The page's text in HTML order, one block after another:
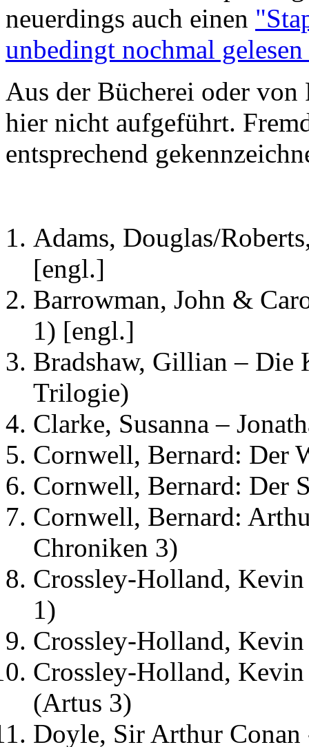
neuerdings auch einen
unbedingt nochmal
Aus der Bücherei oder von
hier nicht aufgeführt.
entsprechend
Adams, Douglas/
[engl.]
Barrowman, John &
1) [engl.]
Bradshaw, Gillian – Die
Trilogie)
Clarke, Susanna –
Cornwell, Bernard: Der
Cornwell, Bernard: Der
Cornwell, Bernard:
Chroniken 3)
Crossley-Holland,
1)
Crossley-Holland,
Crossley-Holland, Kevin
(Artus 3)
Doyle, Sir Arthur Conan